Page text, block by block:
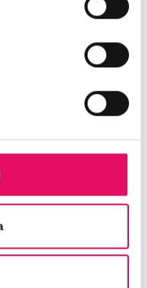
Mika Mäntykösken
ja Asematalon
YIT,
johtaja,